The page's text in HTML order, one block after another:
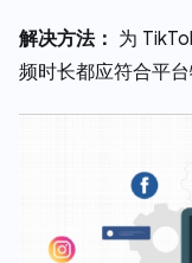
解决方法： 为
频时长都应符合平